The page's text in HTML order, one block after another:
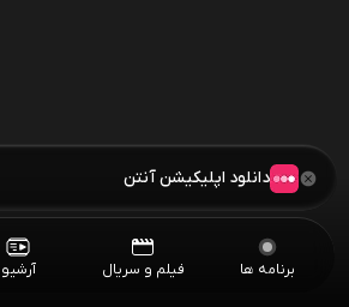
برنامه ها فیلم و سریال آرشیو
دانلود اپلیکیشن آنتن